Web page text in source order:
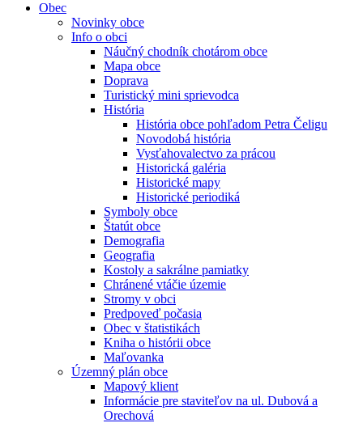
Obec
Novinky obce
Info o obci
Náučný chodník chotárom obce
Mapa obce
Doprava
Turistický mini sprievodca
História
História obce pohľadom Petra Čeligu
Novodobá história
Vysťahovalectvo za prácou
Historická galéria
Historické mapy
Historické periodiká
Symboly obce
Štatút obce
Demografia
Geografia
Kostoly a sakrálne pamiatky
Chránené vtáčie územie
Stromy v obci
Predpoveď počasia
Obec v štatistikách
Kniha o histórii obce
Maľovanka
Územný plán obce
Mapový klient
Informácie pre staviteľov na ul. Dubová a
Orechová